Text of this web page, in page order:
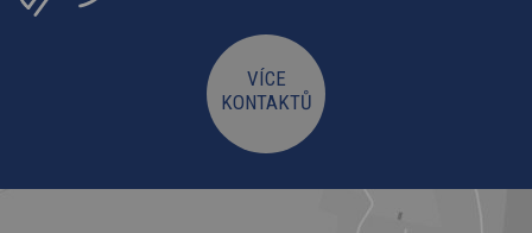
VÍCE
KONTAKTŮ